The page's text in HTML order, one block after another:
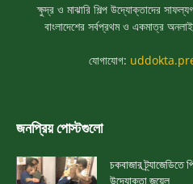
ক্ষুদ্র ও মাঝারি শিল্প উদ্যোক্তাদের
বাংলাদেশের সর্বপ্রথম ও একমাত্র
যোগাযোগ:
জনপ্রিয় পোস্টগুলো
চকবাজার ট্র্যাজেডিতে
উদ্যোক্তা জুয়েল